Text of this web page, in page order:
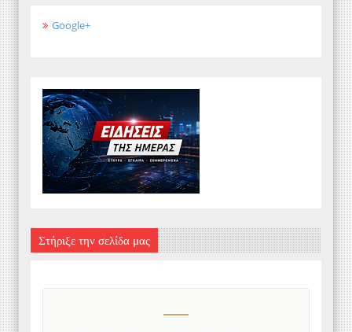
Google+
Στήριξε την σελίδα μας